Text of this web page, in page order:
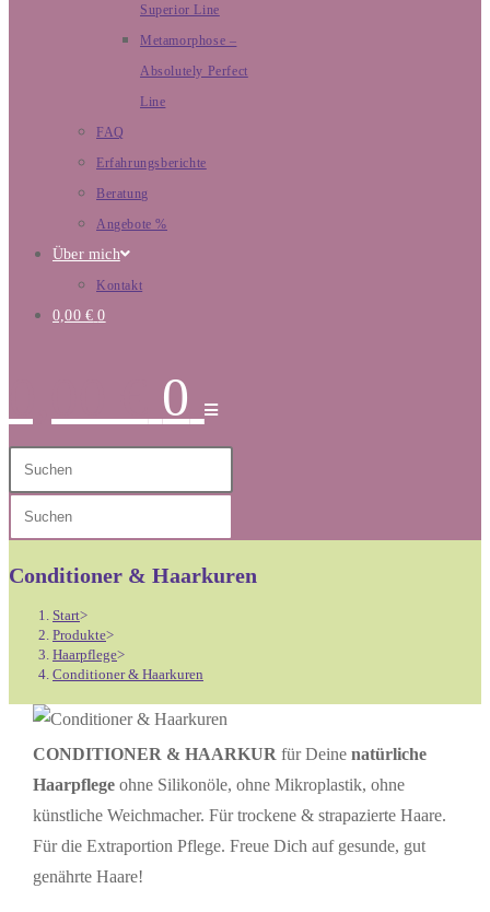
Superior Line
Metamorphose –
Absolutely Perfect
Line
FAQ
Erfahrungsberichte
Beratung
Angebote %
Über mich
Kontakt
0,00 € 0
0
Diese
Website
durchsuchen
Escape
the
Escape
Conditioner & Haarkuren
Start>
Produkte>
Haarpflege>
Conditioner & Haarkuren
CONDITIONER & HAARKUR für Deine natürliche
Haarpflegeohne Silikonöle, ohne Mikroplastik, ohne
künstliche Weichmacher. Für trockene & strapazierte Haare.
Für die Extraportion Pflege. Freue Dich auf gesunde, gut
genährte Haare!